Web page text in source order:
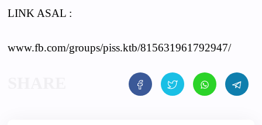
LINK ASAL :
www.fb.com/groups/piss.ktb/815631961792947/